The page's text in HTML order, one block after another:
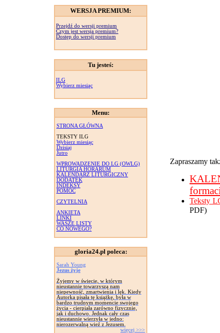
WERSJA PREMIUM:
Przejdź do wersji premium
Czym jest wersja premium?
Dostęp do wersji premium
Tu jesteś:
ILG
Wybierz miesiąc
Menu:
STRONA GŁÓWNA
TEKSTY ILG
Wybierz miesiąc
Dzisiaj
Jutro
WPROWADZENIE DO LG (OWLG)
LITURGIA HORARUM
KALENDARZ LITURGICZNY
DODATEK
INDEKSY
POMOC
CZYTELNIA
ANKIETA
LINKI
WASZE LISTY
CO NOWEGO?
gloria24.pl poleca:
Sarah Young
Jezus żyje
Żyjemy w świecie, w którym
nieustannie towarzyszą nam
niepewność, zmartwienia i lęk. Kiedy
Autorka pisała tę książkę, była w
bardzo trudnym momencie swojego
życia - cierpiała zarówno fizycznie,
jak i duchowo. Jednak cały czas
nieustannie wierzyła w jedno:
nierozerwalną wieź z Jezusem.
więcej >>>
Zapraszamy
Teksty
PDF)